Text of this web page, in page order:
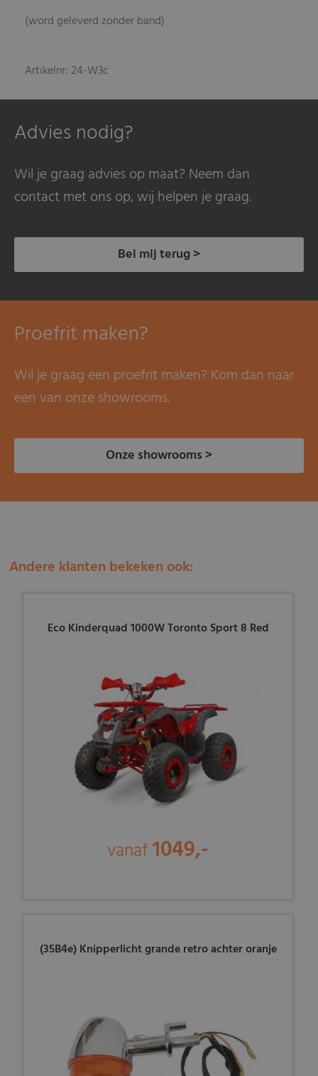
(word geleverd zonder band)
Artikelnr: 24-W3c
Advies nodig?
Wil je graag advies op maat? Neem dan
contact met ons op, wij helpen je graag.
Bel mij terug >
Proefrit maken?
Wil je graag een proefrit maken? Kom dan naar
een van onze showrooms.
Onze showrooms >
Andere klanten bekeken ook:
Eco Kinderquad 1000W Toronto Sport 8 Red
vanaf1049,-
(35B4e) Knipperlicht grande retro achter oranje